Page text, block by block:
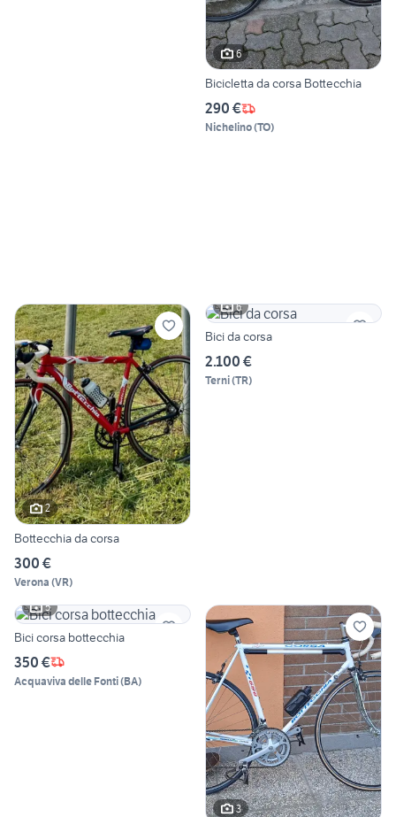
6
Bicicletta da corsa Bottecchia
290 €
Nichelino(TO)
2
Bottecchia da corsa
300 €
Verona (VR)
6
Bici da corsa
2.100 €
Terni(TR)
5
Bici corsa bottecchia
350 €
Acquaviva delle Fonti(BA)
3